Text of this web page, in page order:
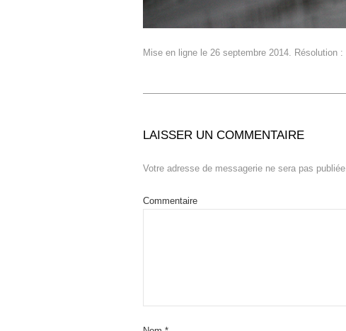
Mise en ligne le 26 septembre 2014 . Résolution :
LAISSER UN COMMENTAIRE
Votre adresse de messagerie ne sera pas publiée.
Commentaire